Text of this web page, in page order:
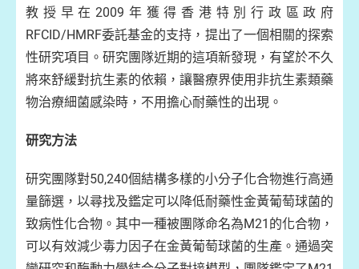
教授早在2009年獲得香港特別行政區政府
RFCID/HMRF委託基金的支持，提出了一個相關的探索
性研究項目。研究團隊近期的這項新發現，有望於不久
將來舒緩對抗生素的依賴，讓醫療界使用非抗生素類藥
物治療細菌感染時，不用擔心耐藥性的出現。
研究方法
研究團隊對50,240個結構多樣的小分子化合物進行高通
量篩選，以尋找及鑑定可以降低耐藥性金黃葡萄球菌的
致病性化合物。其中一種被團隊命名為M21的化合物，
可以有效減少毒力因子在金黃葡萄球菌的生產。通過突